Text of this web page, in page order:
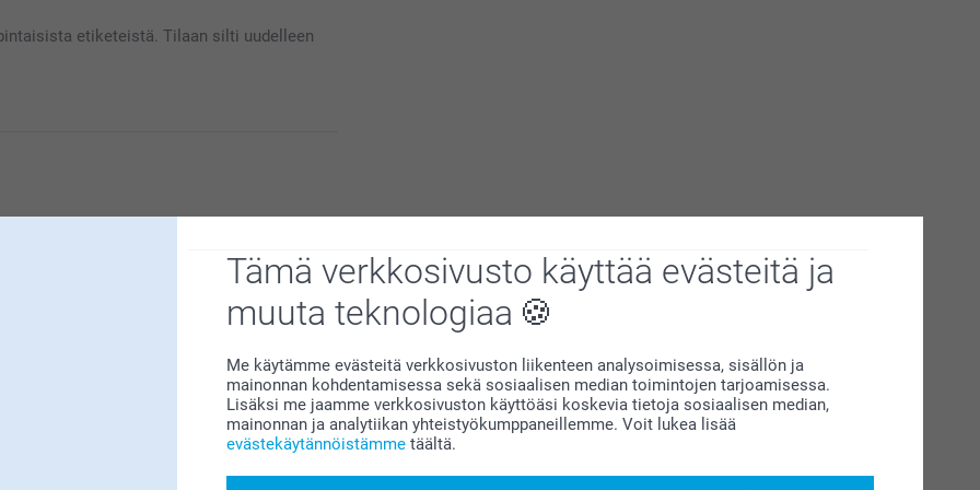
Tämä verkkosivusto käyttää evästeitä ja
muuta teknologiaa
Me käytämme evästeitä verkkosivuston liikenteen analysoimisessa, sisällön ja
mainonnan kohdentamisessa sekä sosiaalisen median toimintojen tarjoamisessa.
Lisäksi me jaamme verkkosivuston käyttöäsi koskevia tietoja sosiaalisen median,
mainonnan ja analytiikan yhteistyökumppaneillemme. Voit lukea lisää
evästekäytännöistämme täältä.
etiketeistä. Tilaan silti uudelleen
pidät tilaamistasi Etiketeistä :)
erittäin tärkeää.
lisätä pulloetiketiksi ja tehdä siitä